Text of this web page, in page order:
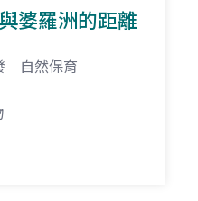
婆羅洲的距離
自然保育